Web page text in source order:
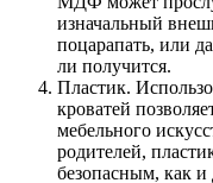
изначальный
поцарапать, или
ли получится.
Пластик.
кроватей
мебельного
родителей,
безопасным, как и